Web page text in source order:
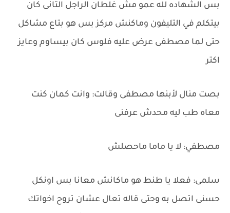
بس الشهاده لله عمو مش غلطان الراجل التانى كان
بيتكلم في التليفون وماكنش مركز بس هو بتاع مشاكل
حتى لما مصطفى عرض عليه فلوس كان بيساوم وعايز
اكتر
بصت منال لأبنها مصطفى وقالت: وانت كمان كنت
معاه طب ليه محدش عرفنى
مصطفي: لا يا ماما ماحصلش
سلمى: فعلا يا طنط هو ماكانش معانا بس اونكل
حسنى اتصل به وحتى قاله تعال عشان تروح اخواتك